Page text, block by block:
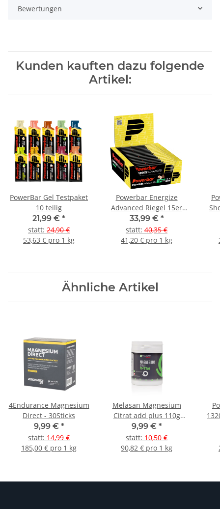
Bewertungen
Kunden kauften dazu folgende
Artikel:
PowerBar Gel Testpaket
10 teilig
21,99 € *
statt: 24,90 €
53,63 € pro 1 kg
Powerbar Energize
Advanced Riegel 15er
Box Gemischt
33,99 € *
statt: 40,35 €
41,20 € pro 1 kg
Ähnliche Artikel
4Endurance Magnesium
Direct - 30Sticks
9,99 € *
statt: 14,99 €
185,00 € pro 1 kg
Melasan Magnesium
Citrat add plus 110g
Dose
9,99 € *
statt: 10,50 €
90,82 € pro 1 kg